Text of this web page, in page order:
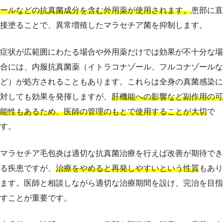
ールなどの抗真菌成分を含む外用薬が使用されます。患部に直
接塗ることで、異常増殖したマラセチア菌を抑制します。
症状が広範囲にわたる場合や外用薬だけでは効果が不十分な場
合には、内服抗真菌薬（イトラコナゾール、フルコナゾールな
ど）が処方されることもあります。これらは全身の真菌感染に
対しても効果を発揮しますが、 肝機能への影響など副作用の可
能性もあるため、医師の管理のもとで使用することが大切で
す。
マラセチア毛包炎は適切な抗真菌治療を行えば改善が期待でき
る疾患ですが、 治療をやめると再発しやすいという性質もあり
ます。医師と相談しながら適切な治療期間を設け、完治を目指
すことが重要です。